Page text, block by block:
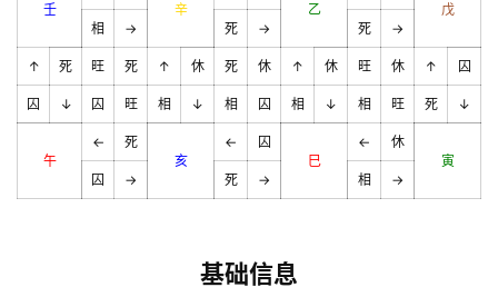
壬
辛
乙
戊
相
→ 死 → 死 →
↑ 死 旺 死 ↑ 休 死 休 ↑ 休 旺 休 ↑ 囚
囚 ↓ 囚 旺 相 ↓ 相 囚 相 ↓ 相 旺 死 ↓
午
←
死
亥
←
囚
巳
←
休
寅
囚
→ 死 → 相 →
基础信息